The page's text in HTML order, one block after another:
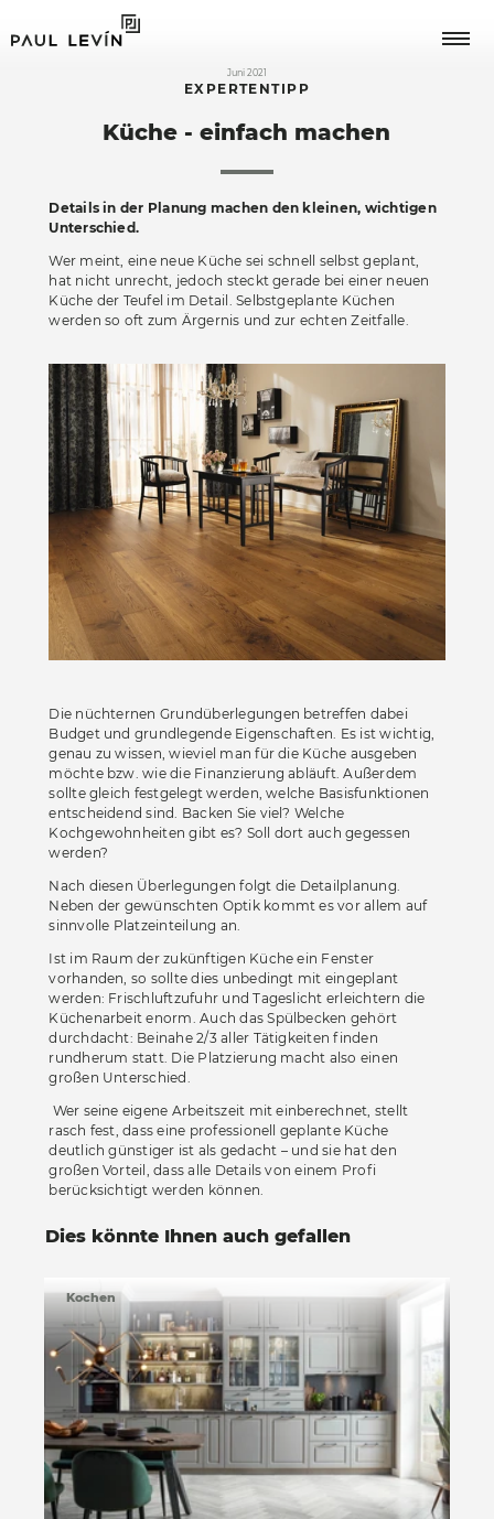
Eintauchen
Kochen
Essen
Schlafen
Arbeiten
Die Pfiffige
Die Großzügige
Schlafzimmer
Küche
Vorzimmer
Badezimmer
Arbeitszimmer
Accessoires
Böden
Sonnen- und Sichtschutz
Vorhänge
Möbelstoffe
Expertentipps
MERKLISTE
Speichern Sie hier Ihre persön­lichen Favoriten, für
später oder bis zu Ihrem nächsten Besuch.
Juni 2021
EXPERTENTIPP
Küche - einfach machen
Details in der Planung machen den kleinen, wichtigen
Unterschied.
Wer meint, eine neue Küche sei schnell selbst geplant,
hat nicht unrecht, jedoch steckt gerade bei einer neuen
Küche der Teufel im Detail. Selbstgeplante Küchen
werden so oft zum Ärgernis und zur echten Zeitfalle.
Die nüchternen Grundüberlegungen betreffen dabei
Budget und grundlegende Eigenschaften. Es ist wichtig,
genau zu wissen, wieviel man für die Küche ausgeben
möchte bzw. wie die Finanzierung abläuft. Außerdem
sollte gleich festgelegt werden, welche Basisfunktionen
entscheidend sind. Backen Sie viel? Welche
Kochgewohnheiten gibt es? Soll dort auch gegessen
werden?
Nach diesen Überlegungen folgt die Detailplanung.
Neben der gewünschten Optik kommt es vor allem auf
sinnvolle Platzeinteilung an.
Ist im Raum der zukünftigen Küche ein Fenster
vorhanden, so sollte dies unbedingt mit eingeplant
werden: Frischluftzufuhr und Tageslicht erleichtern die
Küchenarbeit enorm. Auch das Spülbecken gehört
durchdacht: Beinahe 2/3 aller Tätigkeiten finden
rundherum statt. Die Platzierung macht also einen
großen Unterschied.
Wer seine eigene Arbeitszeit mit einberechnet, stellt
rasch fest, dass eine professionell geplante Küche
deutlich günstiger ist als gedacht – und sie hat den
großen Vorteil, dass alle Details von einem Profi
berücksichtigt werden können.
Dies könnte Ihnen auch gefallen
Kochen